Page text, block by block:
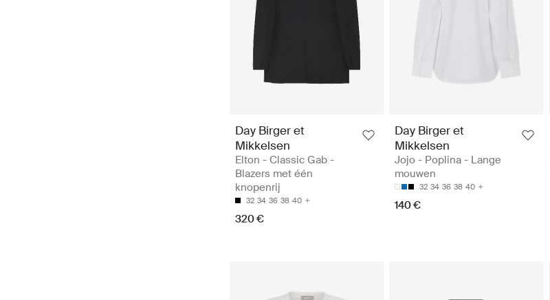
Day Birger et
Mikkelsen
Elton - Classic Gab -
Blazers met één
knopenrij
32 34 36 38 40
320 €
Day Birger et
Mikkelsen
Jojo - Poplina - Lange
mouwen
32 34 36 38 40
140 €